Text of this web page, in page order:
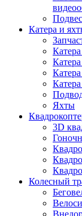
Катера и
Яхты
3D
Колесный